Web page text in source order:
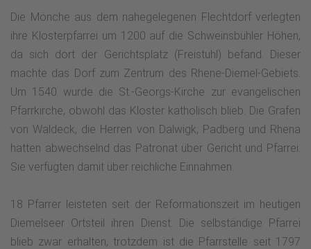
Die Mönche aus dem nahegelegenen Flechtdorf verlegten
ihre Klosterpfarrei um 1200 auf die Schweinsbühler Höhen,
da sich dort der Gerichtsplatz (Freistuhl) befand. Dieser
machte das Dorf zum Zentrum des Rhene-Diemel-Gebiets.
Um 1540 wurde die St.-Georgs-Kirche zur evangelischen
Pfarrkirche, obwohl das Kloster katholisch blieb. Die Grafen
von Waldeck, die Herren von Dalwigk, Padberg und Rhena
hatten abwechselnd das Patronat über Gericht und Pfarrei.
Sie verfügten damit über reichliche Einnahmen.
18 Pfarrer leisteten seit der Reformationszeit im heutigen
Diemelseer Ortsteil ihren Dienst. Die selbständige Pfarrei
blieb zwar erhalten, trotzdem ist die Pfarrstelle seit 1797